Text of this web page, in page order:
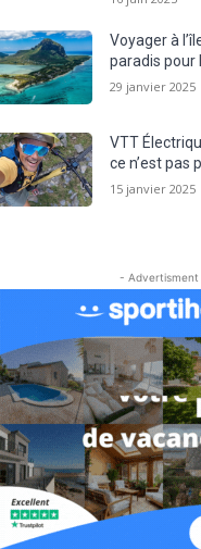
Voyager à
paradis pour
29 janvier 2025
VTT
ce n’est pas
15 janvier 2025
- Advertisment